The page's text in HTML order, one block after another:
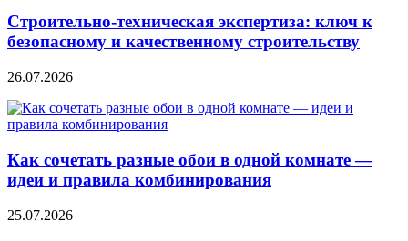
Строительно‑техническая экспертиза: ключ к
безопасному и качественному строительству
26.07.2026
Как сочетать разные обои в одной комнате —
идеи и правила комбинирования
25.07.2026